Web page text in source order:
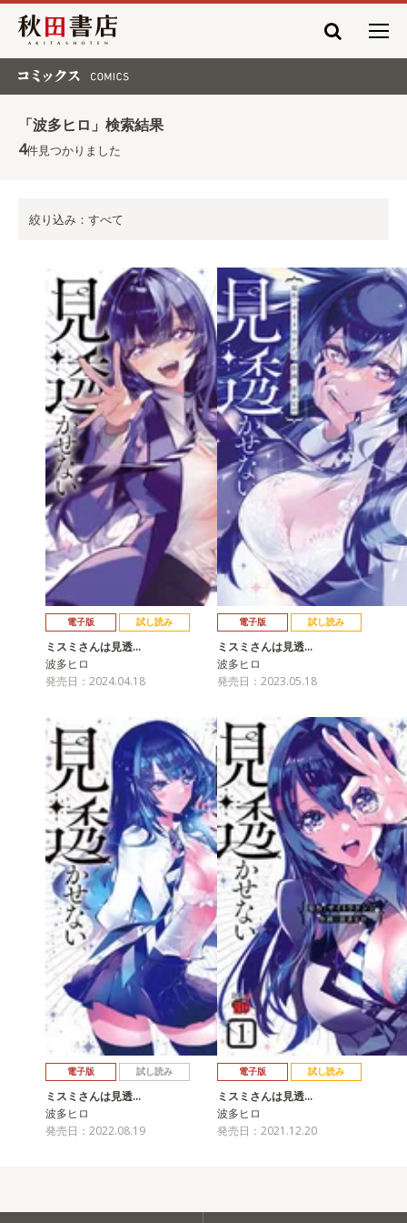
秋田書店
「波多ヒロ」検索結果
4件見つかりました
絞り込み：すべて
電子版 試し読み
ミスミさんは見透…
波多ヒロ
発売日：2024.04.18
電子版 試し読み
ミスミさんは見透…
波多ヒロ
発売日：2023.05.18
電子版 試し読み
ミスミさんは見透…
波多ヒロ
発売日：2022.08.19
電子版 試し読み
ミスミさんは見透…
波多ヒロ
発売日：2021.12.20